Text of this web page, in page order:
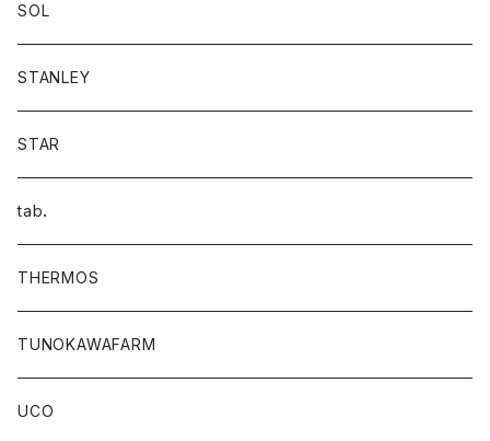
SOL
STANLEY
STAR
tab．
THERMOS
TUNOKAWAFARM
UCO